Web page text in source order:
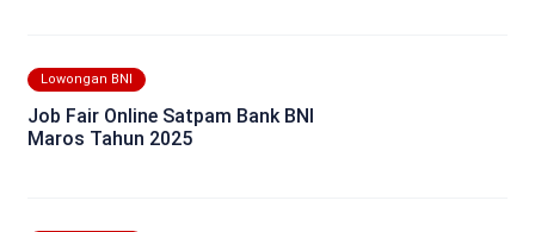
Lowongan BNI
Job Fair Online Satpam Bank BNI
Maros Tahun 2025